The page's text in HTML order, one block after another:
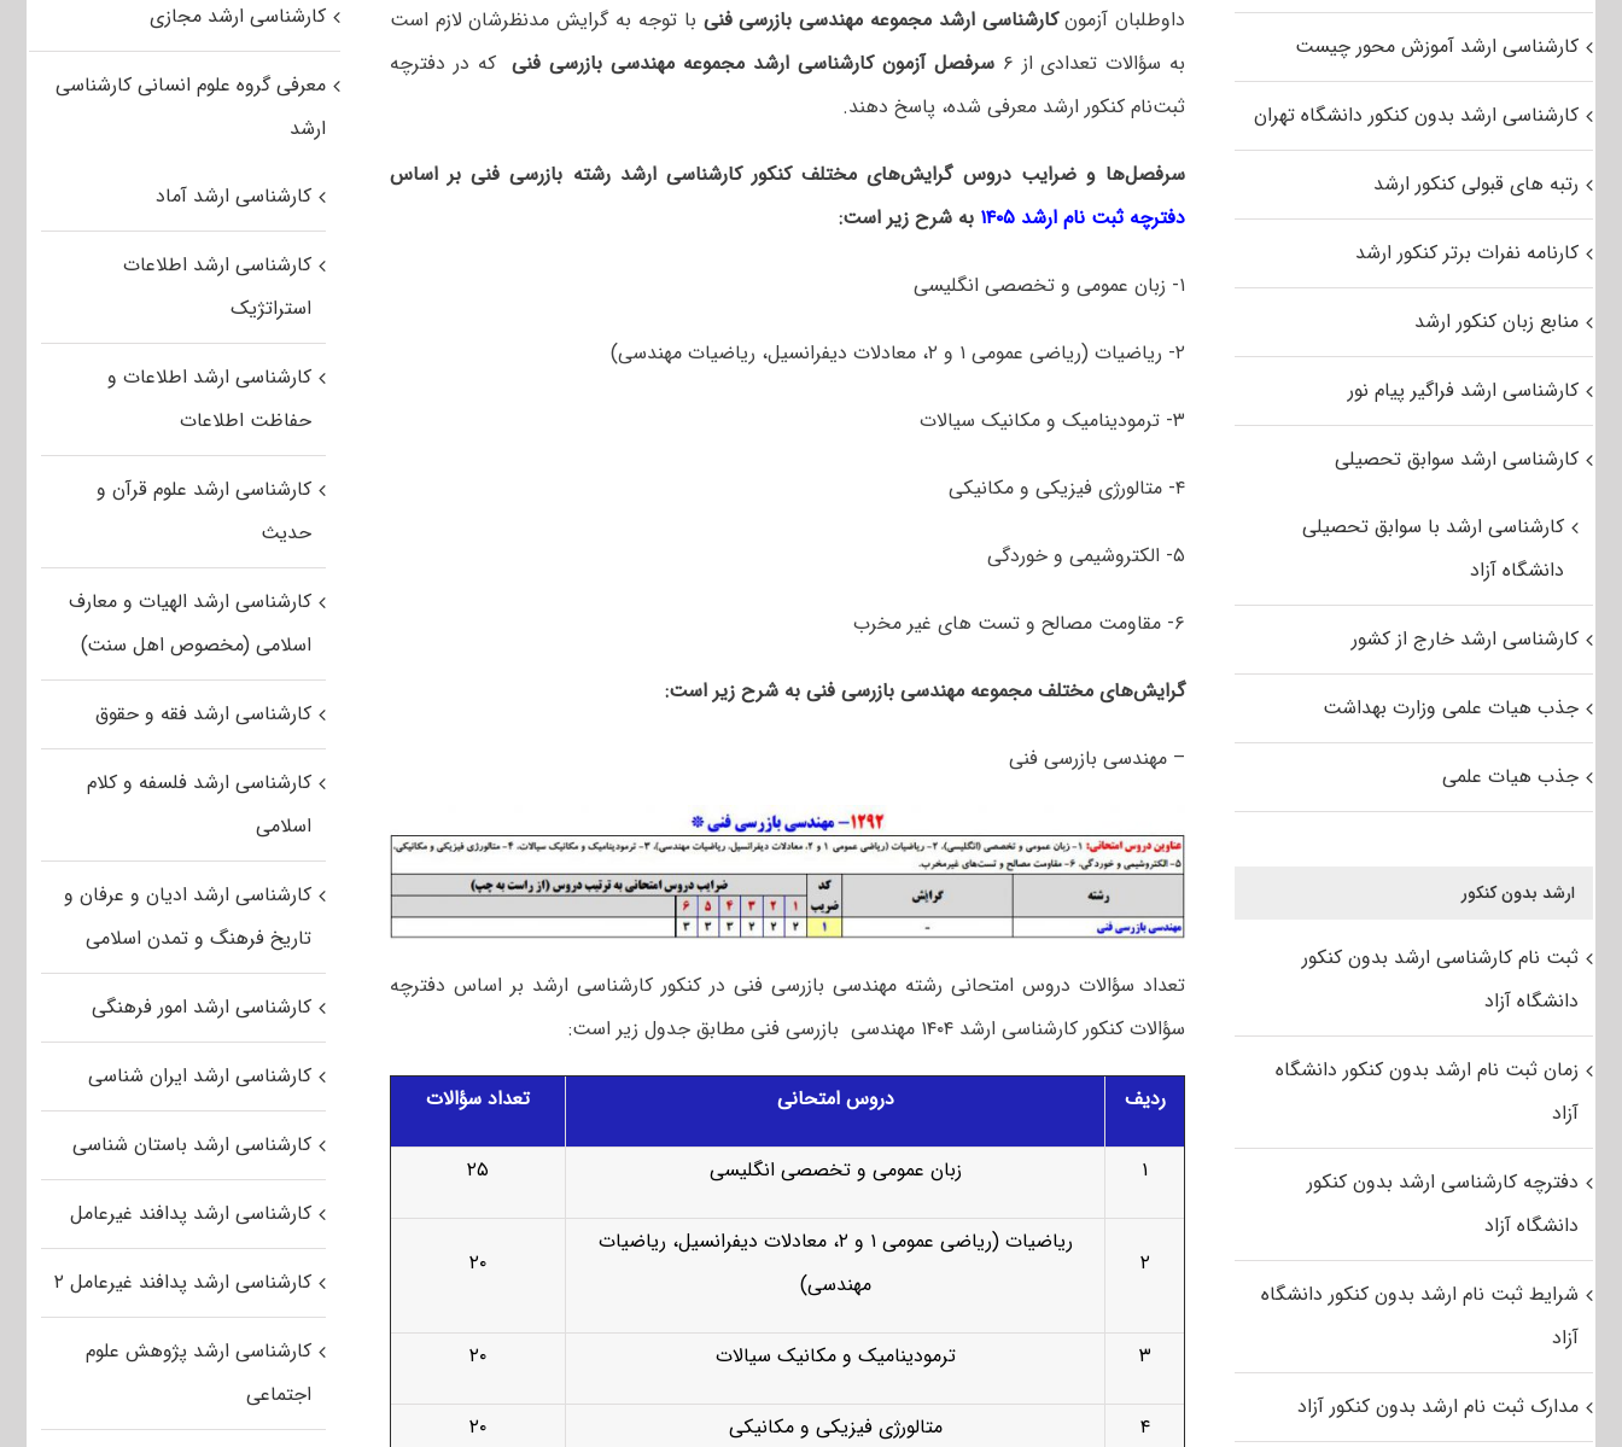
داوطلبان آزمونکارشناسی ارشد مجموعه مهندسی بازرسی فنی با توجه به گرایش مدنظرشان لازم است
به سؤالات تعدادی از ۶
سرفصل آزمون کارشناسی ارشد مجموعه مهندسی بازرسی فنیکه در دفترچه‌
ثبت‌نام کنکور ارشد معرفی شده، پاسخ دهند.
سرفصل‌ها و ضرایب دروس گرایش‌های مختلف کنکور کارشناسی ارشد رشته بازرسی فنی بر اساس
دفترچه ثبت نام ارشد ۱۴۰۵
به شرح زیر است:
۱- زبان عمومی و تخصصی انگلیسی
۲- ریاضیات (ریاضی عمومی ۱ و ۲، معادلات دیفرانسیل، ریاضیات مهندسی)
۳- ترمودینامیک و مکانیک سیالات
۴- متالورژی فیزیکی و مکانیکی
۵- الکتروشیمی و خوردگی
۶- مقاومت مصالح و تست های غیر مخرب
گرایش‌های مختلف مجموعه مهندسی بازرسی فنی به شرح زیر است:
– مهندسی بازرسی فنی
تعداد سؤالات دروس امتحانی رشته مهندسی بازرسی فنی در کنکور کارشناسی ارشد بر اساس دفترچه
سؤالات کنکور کارشناسی ارشد ۱۴۰۴ مهندسی بازرسی فنی مطابق جدول زیر است:
ردیف دروس امتحانی تعداد سؤالات
۱ زبان عمومی و تخصصی انگلیسی ۲۵
۲
ریاضیات (ریاضی عمومی ۱ و ۲، معادلات دیفرانسیل، ریاضیات
مهندسی)
۲۰
۳ ترمودینامیک و مکانیک سیالات ۲۰
۴ متالورژی فیزیکی و مکانیکی ۲۰
کارشناسی ارشد مجازی
معرفی گروه علوم انسانی کارشناسی
ارشد
کارشناسی ارشد آماد
کارشناسی ارشد اطلاعات
استراتژیک
کارشناسی ارشد اطلاعات و
حفاظت اطلاعات
کارشناسی ارشد علوم قرآن و
حدیث
کارشناسی ارشد الهیات و معارف
اسلامی (مخصوص اهل سنت)
کارشناسی ارشد فقه و حقوق
کارشناسی ارشد فلسفه و کلام
اسلامی
کارشناسی ارشد ادیان و عرفان و
تاریخ فرهنگ و تمدن اسلامی
کارشناسی ارشد امور فرهنگی
کارشناسی ارشد ایران شناسی
کارشناسی ارشد باستان شناسی
کارشناسی ارشد پدافند غیرعامل
کارشناسی ارشد پدافند غیرعامل ۲
کارشناسی ارشد پژوهش علوم
اجتماعی
کارشناسی ارشد آموزش محور چیست
کارشناسی ارشد بدون کنکور دانشگاه تهران
رتبه های قبولی کنکور ارشد
کارنامه نفرات برتر کنکور ارشد
منابع زبان کنکور ارشد
کارشناسی ارشد فراگیر پیام نور
کارشناسی ارشد سوابق تحصیلی
کارشناسی ارشد با سوابق تحصیلی
دانشگاه آزاد
کارشناسی ارشد خارج از کشور
جذب هیات علمی وزارت بهداشت
جذب هیات علمی
ارشد بدون کنکور
ثبت نام کارشناسی ارشد بدون کنکور
دانشگاه آزاد
زمان ثبت نام ارشد بدون کنکور دانشگاه
آزاد
دفترچه کارشناسی ارشد بدون کنکور
دانشگاه آزاد
شرایط ثبت نام ارشد بدون کنکور دانشگاه
آزاد
مدارک ثبت نام ارشد بدون کنکور آزاد